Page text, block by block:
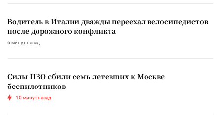
Водитель в Италии дважды переехал велосипедистов
после дорожного конфликта
6 минут назад
Силы ПВО сбили семь летевших к Москве
беспилотников
10 минут назад